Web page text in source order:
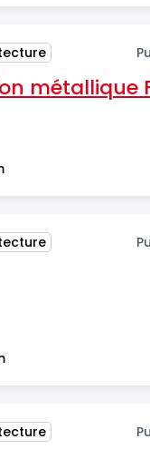
métallique